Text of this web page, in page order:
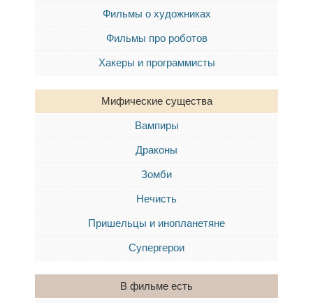
Фильмы о художниках
Фильмы про роботов
Хакеры и программисты
Мифические существа
Вампиры
Драконы
Зомби
Нечисть
Пришельцы и инопланетяне
Супергерои
В фильме есть